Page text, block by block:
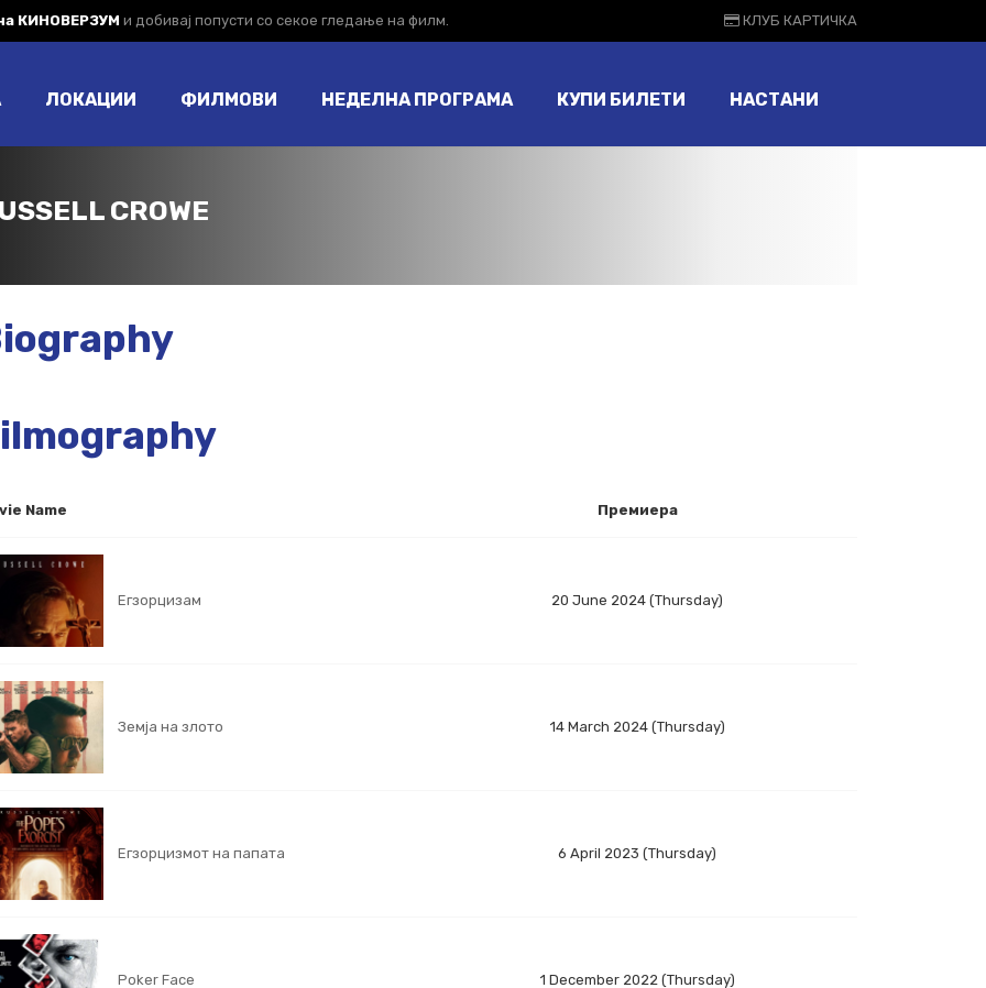
КИНОВЕРЗУМ и добивај попусти со секое гледање на филм. КЛУБ КАРТИЧКА
ЛОКАЦИИ ФИЛМОВИ НЕДЕЛНА ПРОГРАМА КУПИ БИЛЕТИ НАСТАНИ
CROWE
Name Премиера
Егзорцизам 20 June 2024 (Thursday)
Земја на злото 14 March 2024 (Thursday)
Егзорцизмот на папата 6 April 2023 (Thursday)
Poker Face 1 December 2022 (Thursday)